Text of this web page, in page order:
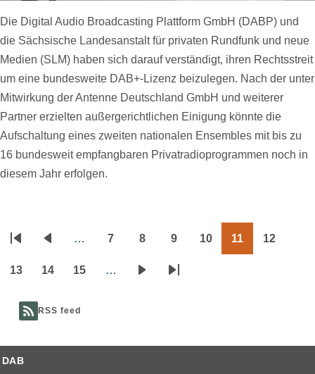
Die Digital Audio Broadcasting Plattform GmbH (DABP) und
die Sächsische Landesanstalt für privaten Rundfunk und neue
Medien (SLM) haben sich darauf verständigt, ihren Rechtsstreit
um eine bundesweite DAB+-Lizenz beizulegen. Nach der unter
Mitwirkung der Antenne Deutschland GmbH und weiterer
Partner erzielten außergerichtlichen Einigung könnte die
Aufschaltung eines zweiten nationalen Ensembles mit bis zu
16 bundesweit empfangbaren Privatradioprogrammen noch in
diesem Jahr erfolgen.
Seitennummerierung
Seite
Seite
… 7 8 9 10 11 12
13 14 15 …
NächsteLetzte
RSS feed
DAB